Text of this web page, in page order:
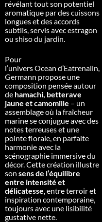
révélant tout son potentiel
aromatique par des cuissons
longues et des accords
subtils, servis avec estragon
ou shiso du jardin.
Pour
l’universOcean d’Eatrenalin,
Germann propose une
composition pensée autour
de hamachi, betterave
jaune et camomille – un
assemblage où la fraîcheur
marine se conjugue avec des
notes terreuses et une
pointe florale, en parfaite
harmonie avec la
scénographie immersive du
décor. Cette création illustre
son sens de l’équilibre
entre intensité et
délicatesse, entre terroir et
inspiration contemporaine,
toujours avec une lisibilité
gustative nette.